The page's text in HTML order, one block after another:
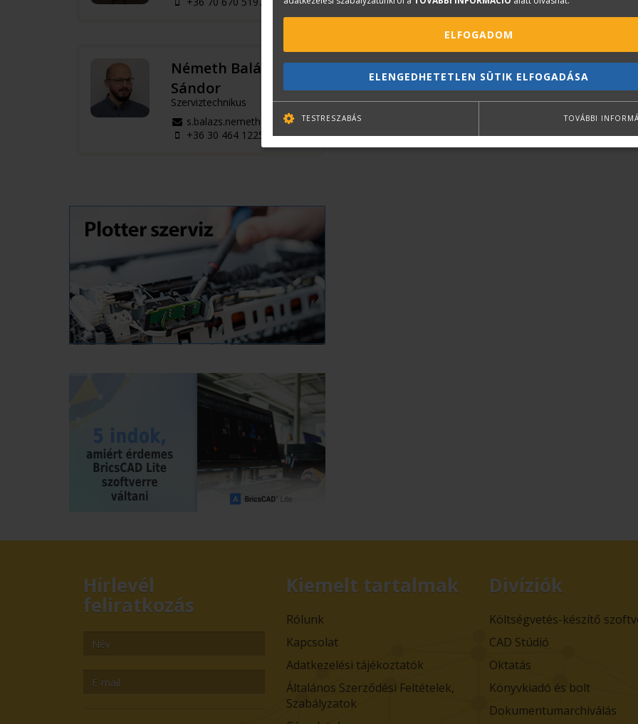
Németh Balázs
Sándor
Szerviztechnikus
s.balazs.nemeth@terc.hu
+36 30 464 1225
Hírlevél
feliratkozás
Kiemelt tartalmak
Rólunk
Kapcsolat
Adatkezelési tájékoztatók
Általános Szerződési Feltételek,
Szabályzatok
Divíziók
Költségvetés-készítő
CAD Stúdió
Oktatás
Könyvkiadó és bolt
Dokumentumarchiválás
ELFOGADOM
ELENGEDHETETLEN SÜTIK ELFOGADÁSA
TESTRESZABÁS TOVÁBBI